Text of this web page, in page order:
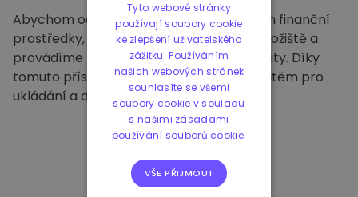
Abychom ochránili naše zákazníky a jejich finanční
prostředky, nabízíme bezpečné offline úložiště a
provádíme pravidelné bezpečnostní audity. Díky
tomuto přístupu je naše platforma útočištěm pro
ukládání a dalších kryptoměn.
Tyto webové stránky
používají soubory cookie
ke zlepšení uživatelského
zážitku. Používáním
našich webových stránek
souhlasíte se všemi
soubory cookie v souladu
s našimi zásadami
používání souborů cookie.
VŠE PŘIJMOUT